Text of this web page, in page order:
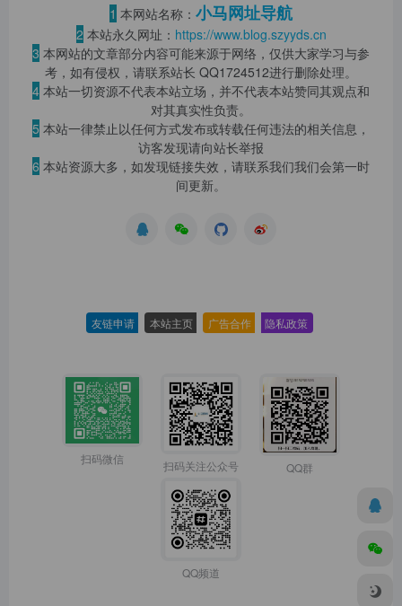
1 本网站名称： 小马网址导航
2 本站永久网址： https://www.blog.szyyds.cn
3 本网站的文章部分内容可能来源于网络，仅供大家学习与参
考，如有侵权，请联系站长 QQ1724512进行删除处理。
4 本站一切资源不代表本站立场，并不代表本站赞同其观点和
对其真实性负责。
5 本站一律禁止以任何方式发布或转载任何违法的相关信息，
访客发现请向站长举报
6 本站资源大多，如发现链接失效，请联系我们我们会第一时
间更新。
友链申请 本站主页 广告合作 隐私政策
扫码微信 扫码关注公众号 QQ群
QQ频道